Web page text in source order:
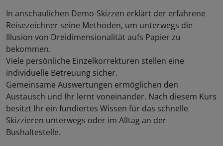
In anschaulichen Demo-Skizzen erklärt der erfahrene
Reisezeichner seine Methoden, um unterwegs die
Illusion von Dreidimensionalität aufs Papier zu
bekommen.
Viele persönliche Einzelkorrekturen stellen eine
individuelle Betreuung sicher.
Gemeinsame Auswertungen ermöglichen den
Austausch und Ihr lernt voneinander. Nach diesem Kurs
besitzt Ihr ein fundiertes Wissen für das schnelle
Skizzieren unterwegs oder im Alltag an der
Bushaltestelle.